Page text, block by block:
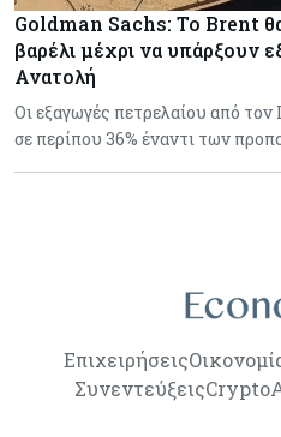
Goldman Sachs: Το Brent
βαρέλι μέχρι να υπάρξουν
Ανατολή
Οι εξαγωγές πετρελαίου από
σε περίπου 36% έναντι των
Επιχειρήσεις
ΣυνεντεύξειςCrypto